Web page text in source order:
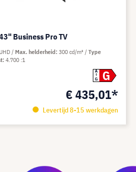
Business Pro TV
A
G
G
€ 435,01*
Levertijd 8-15 werkdagen
Max. helderheid 300 cd/m²
Type
4.700 :1